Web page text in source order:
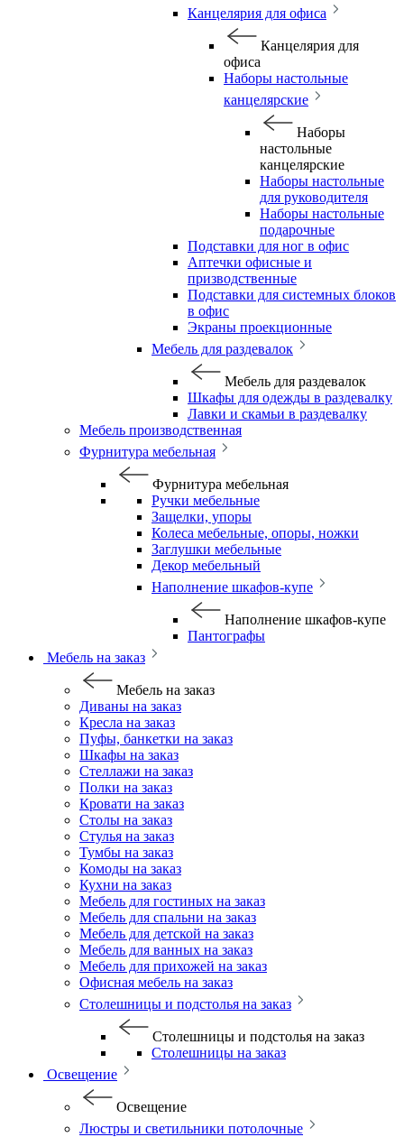
Канцелярия для офиса
Канцелярия для
офиса
Наборы настольные
канцелярские
Наборы
настольные
канцелярские
Наборы настольные
для руководителя
Наборы настольные
подарочные
Подставки для ног в офис
Аптечки офисные и
призводственные
Подставки для системных блоков
в офис
Экраны проекционные
Мебель для раздевалок
Мебель для раздевалок
Шкафы для одежды в раздевалку
Лавки и скамьи в раздевалку
Мебель производственная
Фурнитура мебельная
Фурнитура мебельная
Ручки мебельные
Защелки, упоры
Колеса мебельные, опоры, ножки
Заглушки мебельные
Декор мебельный
Наполнение шкафов-купе
Наполнение шкафов-купе
Пантографы
Мебель на заказ
Мебель на заказ
Диваны на заказ
Кресла на заказ
Пуфы, банкетки на заказ
Шкафы на заказ
Стеллажи на заказ
Полки на заказ
Кровати на заказ
Столы на заказ
Стулья на заказ
Тумбы на заказ
Комоды на заказ
Кухни на заказ
Мебель для гостиных на заказ
Мебель для спальни на заказ
Мебель для детской на заказ
Мебель для ванных на заказ
Мебель для прихожей на заказ
Офисная мебель на заказ
Столешницы и подстолья на заказ
Столешницы и подстолья на заказ
Столешницы на заказ
Освещение
Освещение
Люстры и светильники потолочные